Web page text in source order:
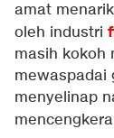
amat
oleh industri
masih kokoh
mewaspadai
menyelinap